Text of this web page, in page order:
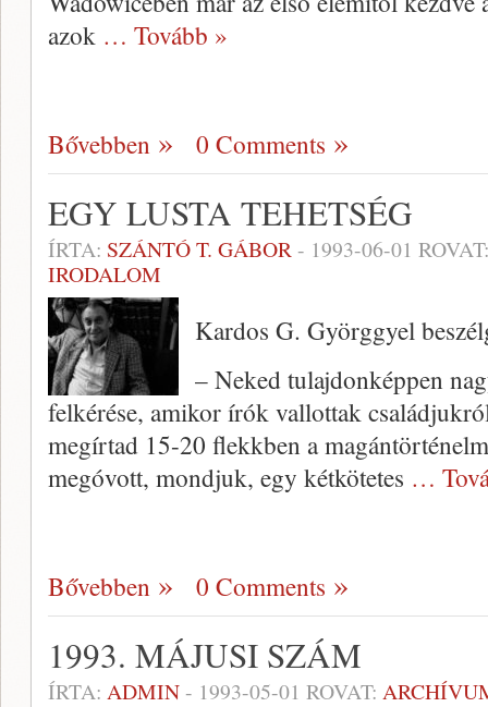
azok … Tovább »
Bővebben 0 Comments
EGY LUSTA TEHETSÉG
ÍRTA: SZÁNTÓ T. GÁBOR- 1993-06-01
IRODALOM
Kardos G. Györggyel
– Neked tulajdonképpen
felkérése, amikor írók vallottak
megírtad 15-20 flekkben a
megóvott, mondjuk, egy kétkötetes …
Bővebben 0 Comments
1993. MÁJUSI SZÁM
ÍRTA: ADMIN- 1993-05-01 ROVAT: